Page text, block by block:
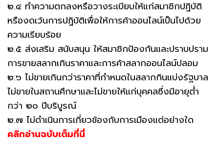
๒.๔ ทําความตกลงหรือวางระเบียบให้แก่สมาชิกปฏิบัติ
หรืองดเว้นการปฏิบัติเพื่อให้การค้าออนไลน์เป็นไปด้วย
ความเรียบร้อย
๒.๕ ส่งเสริม สนับสนุน ให้สมาชิกป้องกันและปราบปราม
การขายสลากเกินราคาและการค้าสลากออนไลน์ปลอม
๒.๖ ไม่ขายเกินกว่าราคาที่กําหนดในสลากกินแบ่งรัฐบาล
ไม่ขายในสถานศึกษาและไม่ขายให้แก่บุคคลซึ่งมีอายุต่ำ
กว่า ๒๐ ปีบริบูรณ์
๒.๗ ไม่ดําเนินการเกี่ยวข้องกับการเมืองแต่อย่างใด
คลิกอ่านฉบับเต็มที่นี่